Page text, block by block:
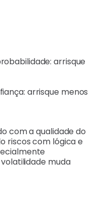
arrisque
arrisque menos
com a qualidade do
riscos com lógica e
muda